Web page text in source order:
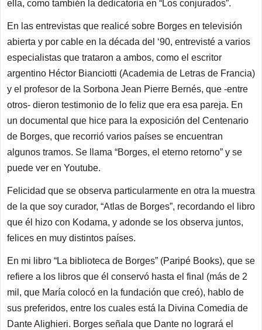
ella, como también la dedicatoria en “Los conjurados”.
En las entrevistas que realicé sobre Borges en televisión
abierta y por cable en la década del ‘90, entrevisté a varios
especialistas que trataron a ambos, como el escritor
argentino Héctor Bianciotti (Academia de Letras de Francia)
y el profesor de la Sorbona Jean Pierre Bernés, que -entre
otros- dieron testimonio de lo feliz que era esa pareja. En
un documental que hice para la exposición del Centenario
de Borges, que recorrió varios países se encuentran
algunos tramos. Se llama “Borges, el eterno retorno” y se
puede ver en Youtube.
Felicidad que se observa particularmente en otra la muestra
de la que soy curador, “Atlas de Borges”, recordando el libro
que él hizo con Kodama, y adonde se los observa juntos,
felices en muy distintos países.
En mi libro “La biblioteca de Borges” (Paripé Books), que se
refiere a los libros que él conservó hasta el final (más de 2
mil, que María colocó en la fundación que creó), hablo de
sus preferidos, entre los cuales está la Divina Comedia de
Dante Alighieri. Borges señala que Dante no logrará el